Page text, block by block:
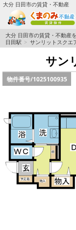
大分 日田市の賃貸・不動産
TOPページ
ペット飼育ＯＫ物件
新婚·ファミリー向
ファミリー向け（
路線·駅から探す
大分 日田市の賃貸・不動産
日田駅
サンリットスクエ
サン
物件番号/1025100935